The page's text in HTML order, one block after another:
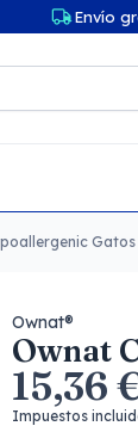
Envío
Gatos
Ownat®
Ownat
15,36
Impuestos